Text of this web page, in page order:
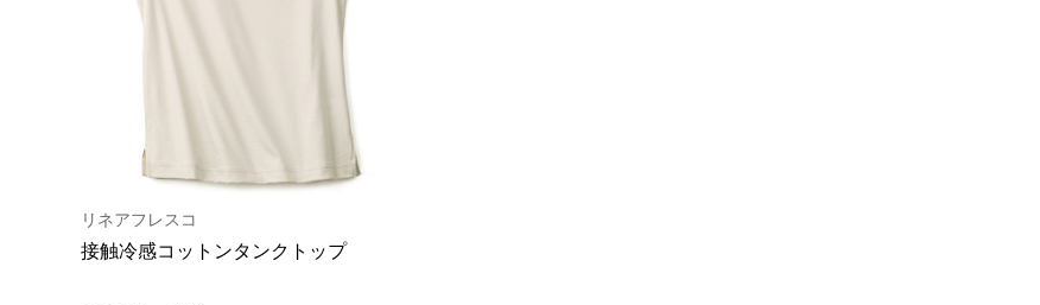
リネアフレスコ
接触冷感コットンタンクトップ